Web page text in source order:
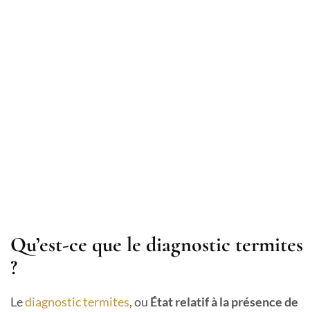
Qu’est-ce que le diagnostic termites
?
Lediagnostic termites, ou État relatif à la présence de